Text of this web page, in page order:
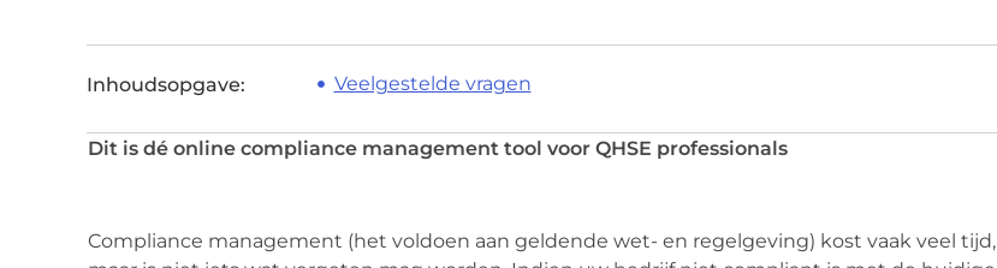
Inhoudsopgave: Veelgestelde vragen
Dit is dé online compliance management tool voor QHSE professionals
Compliance management (het voldoen aan geldende wet- en regelgeving) kost vaak veel tijd,